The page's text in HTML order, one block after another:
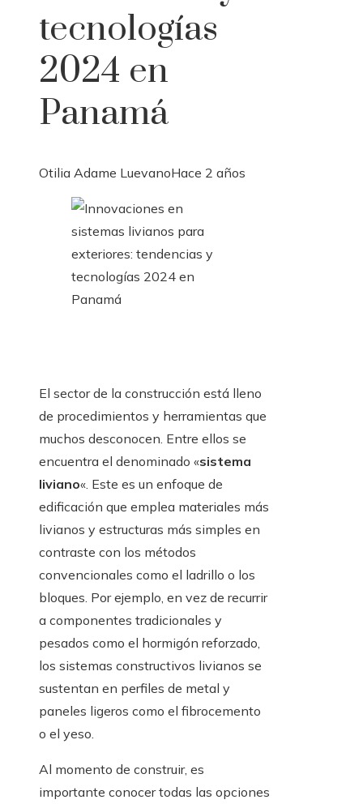
tecnologías
2024 en
Panamá
Otilia Adame LuevanoHace 2 años
El sector de la construcción está lleno
de procedimientos y herramientas que
muchos desconocen. Entre ellos se
encuentra el denominado «sistema
liviano«. Este es un enfoque de
edificación que emplea materiales más
livianos y estructuras más simples en
contraste con los métodos
convencionales como el ladrillo o los
bloques. Por ejemplo, en vez de recurrir
a componentes tradicionales y
pesados como el hormigón reforzado,
los sistemas constructivos livianos se
sustentan en perfiles de metal y
paneles ligeros como el fibrocemento
o el yeso.
Al momento de construir, es
importante conocer todas las opciones